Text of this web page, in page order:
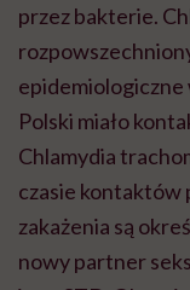
przez bakterie.
epidemiologiczne
Polski miało
Chlamydia
czasie kontaktów
zakażenia są
nowy partner